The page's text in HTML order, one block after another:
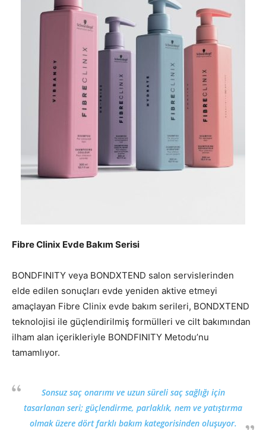
Fibre Clinix Evde Bakım Serisi
BONDFINITY veya BONDXTEND salon servislerinden
elde edilen sonuçları evde yeniden aktive etmeyi
amaçlayan Fibre Clinix evde bakım serileri, BONDXTEND
teknolojisi ile güçlendirilmiş formülleri ve cilt bakımından
ilham alan içerikleriyle BONDFINITY Metodu’nu
tamamlıyor.
Sonsuz saç onarımı ve uzun süreli saç sağlığı için
tasarlanan seri; güçlendirme, parlaklık, nem ve yatıştırma
olmak üzere dört farklı bakım kategorisinden oluşuyor.